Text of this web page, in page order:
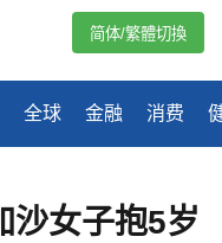
全球 金融 消费
简体/繁體切換
沙女子抱5岁